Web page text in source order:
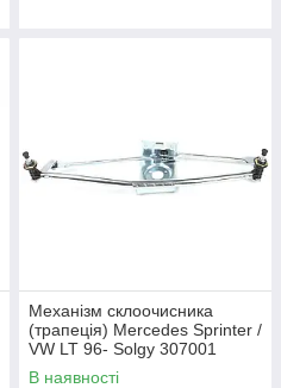
Механізм склоочисника
(трапеція) Mercedes Sprinter /
VW LT 96- Solgy 307001
В наявності